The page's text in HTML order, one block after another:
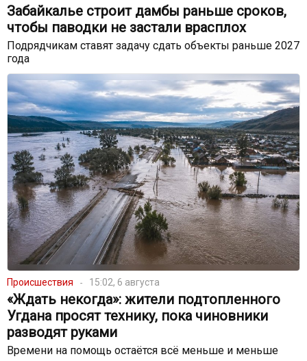
Забайкалье строит дамбы раньше сроков,
чтобы паводки не застали врасплох
Подрядчикам ставят задачу сдать объекты раньше 2027
года
Происшествия 15:02, 6 августа
«Ждать некогда»: жители подтопленного
Угдана просят технику, пока чиновники
разводят руками
Времени на помощь остаётся всё меньше и меньше